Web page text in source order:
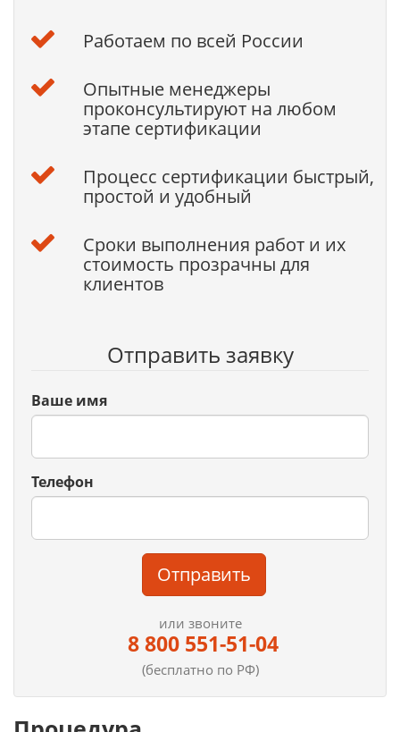
Работаем по всей России
Опытные менеджеры
проконсультируют на любом
этапе сертификации
Процесс сертификации быстрый,
простой и удобный
Сроки выполнения работ и их
стоимость прозрачны для
клиентов
Отправить заявку
Ваше имя
Телефон
Отправить
или звоните
8 800 551-51-04
(бесплатно по РФ)